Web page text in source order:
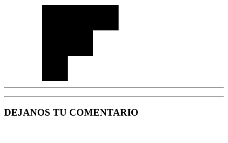
DEJANOS TU COMENTARIO